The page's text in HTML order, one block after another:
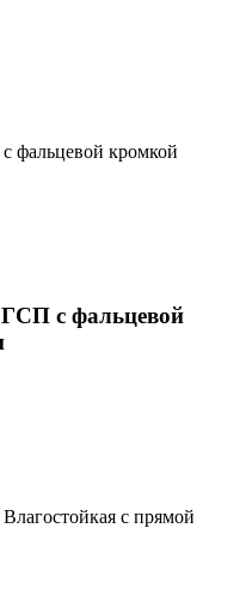
ГСП с фальцевой